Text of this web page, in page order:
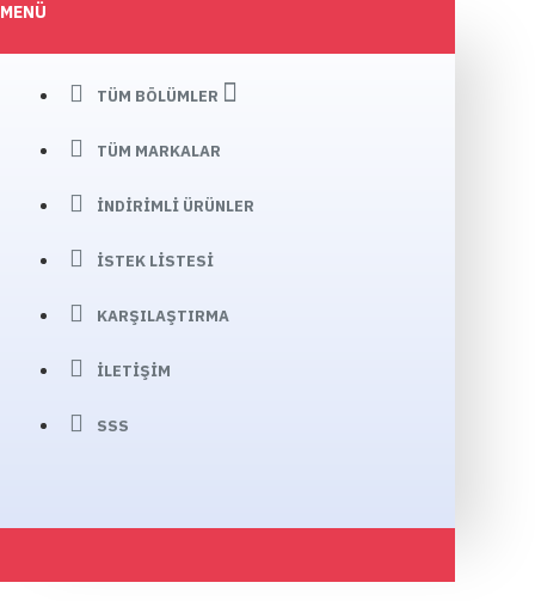
MENÜ
TÜM BÖLÜMLER
TÜM MARKALAR
İNDIRIMLI ÜRÜNLER
İSTEK LISTESI
KARŞILAŞTIRMA
İLETIŞIM
SSS